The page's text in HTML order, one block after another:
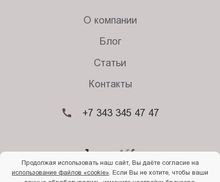
© 2026. Begriff
О компании
Блог
Статьи
Контакты
+7 343 345 47 47
Продолжая использовать наш сайт, Вы даёте согласие на
использование файлов «cookie» . Если Вы не хотите, чтобы ваши